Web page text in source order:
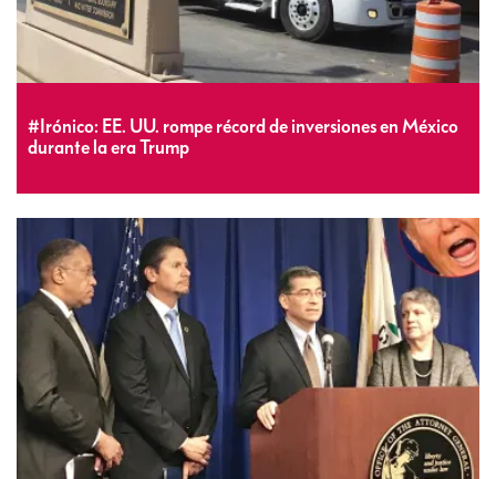
#Irónico: EE. UU. rompe récord de inversiones en México
durante la era Trump